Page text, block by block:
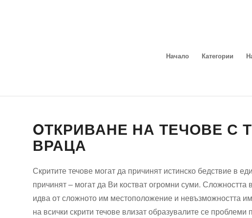
Начало Категории
OТКРИВАНЕ НА ТЕЧОВЕ С
ВРАЦА
Скритите течове могат да причинят истинско бедствие в
причинят – могат да Ви костват огромни суми. Сложността
идва от сложното им местоположение и невъзможността
на всички скрити течове влизат образувалите се